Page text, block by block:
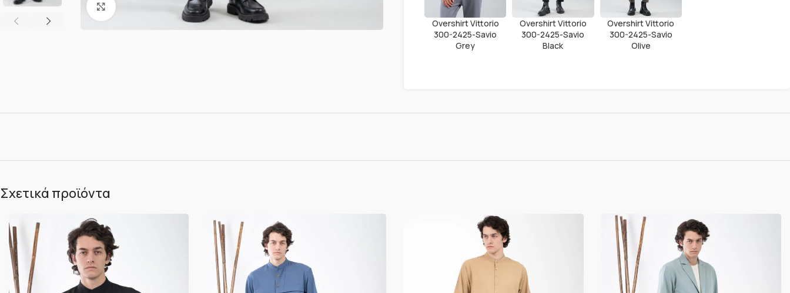
Κλικ για μεγέθυνση
Overshirt Vittorio
300-2425-Savio
Grey
Overshirt Vittorio
300-2425-Savio
Black
Overshirt Vittorio
300-2425-Savio
Olive
Σχετικά προϊόντα